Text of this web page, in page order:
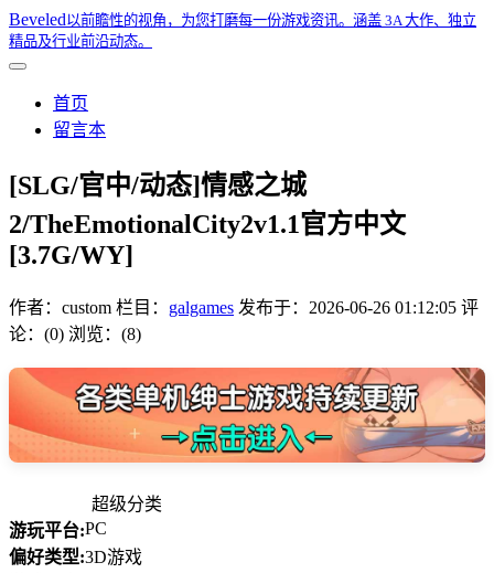
Beveled以前瞻性的视角，为您打磨每一份游戏资讯。涵盖 3A 大作、独立
精品及行业前沿动态。
首页
留言本
[SLG/官中/动态]情感之城
2/TheEmotionalCity2v1.1官方中文
[3.7G/WY]
作者： custom 栏目： galgames 发布于： 2026-06-26 01:12:05 评
论：(0) 浏览：(8)
超级分类
游玩平台:PC
偏好类型:3D游戏